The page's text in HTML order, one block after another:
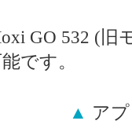
GO 532 (旧
です。
▲ ア